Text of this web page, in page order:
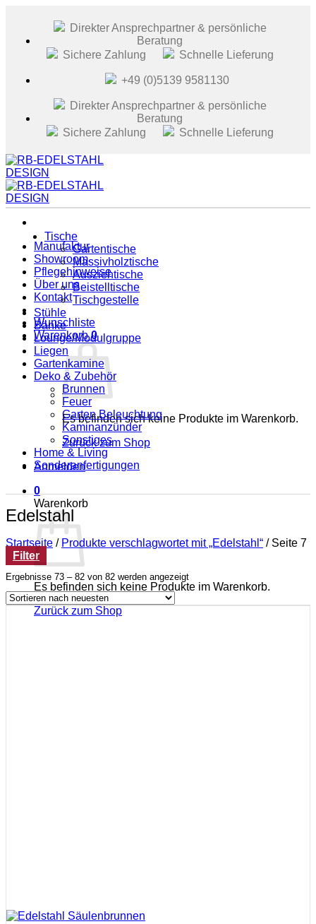
Direkter Ansprechpartner & persönliche
Beratung
Sichere Zahlung
Schnelle Lieferung
+49 (0)5139 9581130
Direkter Ansprechpartner & persönliche
Beratung
Sichere Zahlung
Schnelle Lieferung
Manufaktur
Showroom
Pflegehinweise
Über uns
Kontakt
Wunschliste
Warenkorb0
Es befinden sich keine Produkte im Warenkorb.
Zurück zum Shop
Anmelden
0
Warenkorb
Es befinden sich keine Produkte im Warenkorb.
Zurück zum Shop
Tische
Gartentische
Massivholztische
Ausziehtische
Beistelltische
Tischgestelle
Stühle
Bänke
Lounge/Modulgruppe
Liegen
Gartenkamine
Deko & Zubehör
Brunnen
Feuer
Garten Beleuchtung
Kaminanzünder
Sonstiges
Home & Living
Sonderanfertigungen
Edelstahl
Startseite / Produkte verschlagwortet mit „Edelstahl“ /Seite 7
Filter
Ergebnisse 73 – 82 von 82 werden angezeigtNach
neuesten